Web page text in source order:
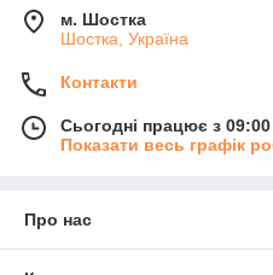
м. Шостка
Шостка, Україна
Контакти
Сьогодні працює з
Показати весь графік
Про нас